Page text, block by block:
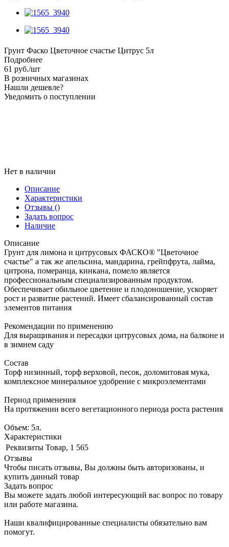
Грунт Фаско Цветочное счастье Цитрус 5л
Подробнее
61 руб./шт
В розничных магазинах
Нашли дешевле?
Уведомить о поступлении
Нет в наличии
Описание
Характеристики
Отзывы ()
Задать вопрос
Наличие
Описание
Грунт для лимона и цитрусовых ФАСКО® "Цветочное
счастье" а так же апельсина, мандарина, грейпфрута, лайма,
цитрона, померанца, кинкана, помело является
профессиональным специализированным продуктом.
Обеспечивает обильное цветение и плодоношение, ускоряет
рост и развитие растений. Имеет сбалансированный состав
элементов питания
Рекомендации по применению
Для выращивания и пересадки цитрусовых дома, на балконе и
в зимнем саду
Состав
Торф низинный, торф верховой, песок, доломитовая мука,
комплексное минеральное удобрение с микроэлементами
Период применения
На протяжении всего вегетационного периода роста растения
Объем: 5л.
Характеристики
Реквизиты Товар, 1 565
Отзывы
Чтобы писать отзывы, Вы должны быть авторизованы, и
купить данный товар
Задать вопрос
Вы можете задать любой интересующий вас вопрос по товару
или работе магазина.
Наши квалифицированные специалисты обязательно вам
помогут.